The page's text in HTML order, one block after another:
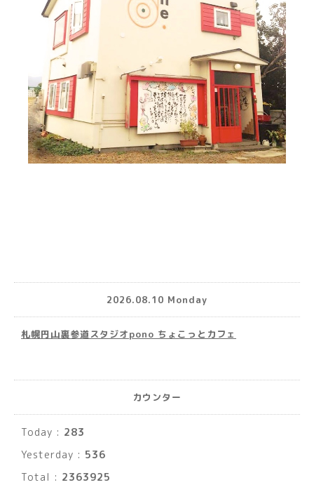
2026.08.10 Monday
札幌円山裏参道スタジオpono ちょこっとカフェ
カウンター
Today : 283
Yesterday : 536
Total : 2363925